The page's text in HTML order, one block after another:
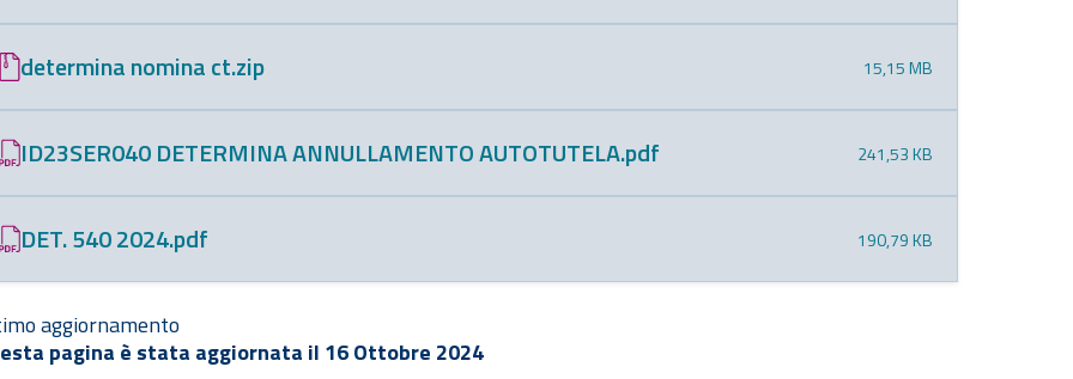
determina nomina ct.zip 15,15 MB
ID23SER040 DETERMINA ANNULLAMENTO AUTOTUTELA.pdf 241,53 KB
DET. 540 2024.pdf 190,79 KB
aggiornamento
pagina è stata aggiornata il 16 Ottobre 2024